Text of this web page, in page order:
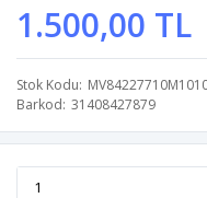
1.500,00 TL
Stok Kodu
Barkod 31408427879